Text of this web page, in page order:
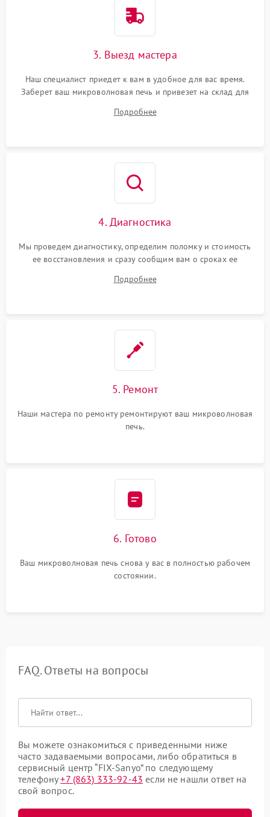
3. Выезд мастера
Наш специалист приедет к вам в удобное для вас время.
Заберет ваш микроволновая печь и привезет на склад для
Подробнее
4. Диагностика
Мы проведем диагностику, определим поломку и стоимость
ее восстановления и сразу сообщим вам о сроках ее
Подробнее
5. Ремонт
Наши мастера по ремонту ремонтируют ваш микроволновая
печь.
6. Готово
Ваш микроволновая печь снова у вас в полностью рабочем
состоянии.
FAQ. Ответы на вопросы
Вы можете ознакомиться с приведенными ниже
часто задаваемыми вопросами, либо обратиться в
сервисный центр “FIX-Sanyo” по следующему
телефону+7 (863) 333-92-43 если не нашли ответ на
свой вопрос.